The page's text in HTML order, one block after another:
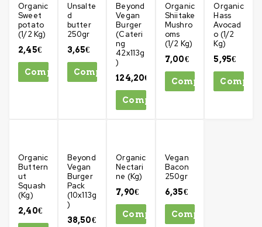
Organic
Sweet
potato
(1/2 Kg)
2,45€
Comprar
Unsalte
d
butter
250gr
3,65€
Comprar
Beyond
Vegan
Burger
(Cateri
ng
42x113g
)
124,20€
Comprar
Organic
Shiitake
Mushro
oms
(1/2 Kg)
7,00€
Comprar
Organic
Hass
Avocad
o (1/2
Kg)
5,95€
Organic
Buttern
ut
Squash
(Kg)
2,40€
Beyond
Vegan
Burger
Pack
(10x113g
)
38,50€
Organic
Nectari
ne (Kg)
7,90€
Comprar
Vegan
Bacon
250gr
6,35€
Comprar